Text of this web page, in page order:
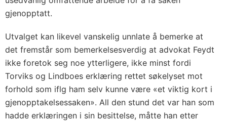
gjenopptatt.
Utvalget kan likevel vanskelig unnlate å bemerke at
det fremstår som bemerkelsesverdig at advokat Feydt
ikke foretok seg noe ytterligere, ikke minst fordi
Torviks og Lindboes erklæring rettet søkelyset mot
forhold som iflg ham selv kunne være «et viktig kort i
gjenopptakelsessaken». All den stund det var han som
hadde erklæringen i sin besittelse, måtte han etter